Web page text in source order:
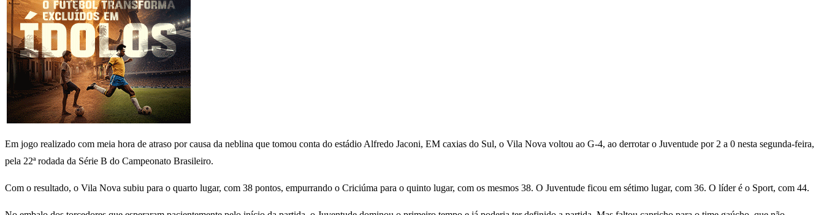
Em jogo realizado com meia hora de atraso por causa da neblina que tomou conta do estádio Alfredo Jaconi, EM caxias do Sul, o Vila Nova voltou ao G-4, ao derrotar o Juventude por 2 a 0 nesta segunda-feira,
pela 22ª rodada da Série B do Campeonato Brasileiro.
Com o resultado, o Vila Nova subiu para o quarto lugar, com 38 pontos, empurrando o Criciúma para o quinto lugar, com os mesmos 38. O Juventude ficou em sétimo lugar, com 36. O líder é o Sport, com 44.